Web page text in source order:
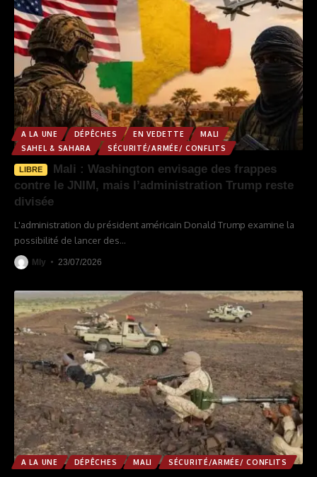
A LA UNE DÉPÊCHES EN VEDETTE
MALI
SAHEL & SAHARA
SÉCURITÉ/ARMÉE/ CONFLITS
LIBRE
Mali : Washington envisage des frappes
contre le JNIM, mais l’administration Trump reste
divisée
L'administration du président américain Donald Trump examine la
possibilité de lancer des…
Mly 23/07/2026
A LA UNE DÉPÊCHES MALI SÉCURITÉ/ARMÉE/ CONFLITS